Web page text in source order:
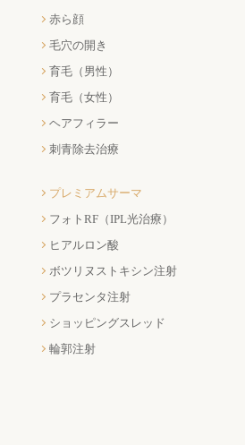
赤ら顔
毛穴の開き
育毛（男性）
育毛（女性）
ヘアフィラー
刺青除去治療
プレミアムサーマ
フォトRF（IPL光治療）
ヒアルロン酸
ボツリヌストキシン注射
プラセンタ注射
ショッピングスレッド
輪郭注射